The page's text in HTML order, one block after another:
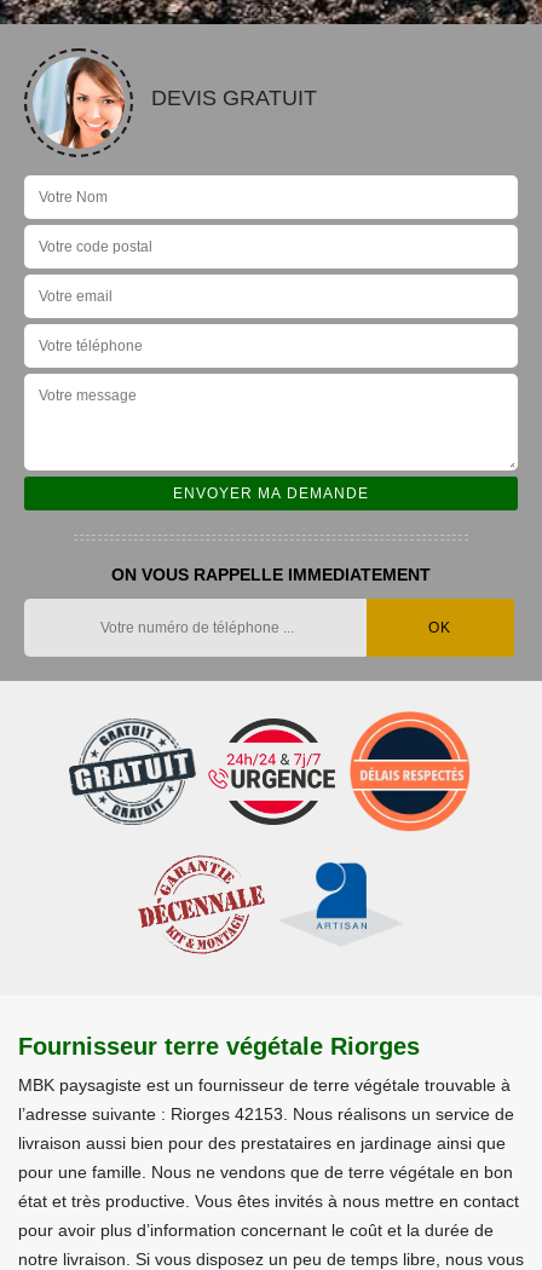
DEVIS GRATUIT
ON VOUS RAPPELLE IMMEDIATEMENT
Fournisseur terre végétale Riorges
MBK paysagiste est un fournisseur de terre végétale trouvable à
l’adresse suivante : Riorges 42153. Nous réalisons un service de
livraison aussi bien pour des prestataires en jardinage ainsi que
pour une famille. Nous ne vendons que de terre végétale en bon
état et très productive. Vous êtes invités à nous mettre en contact
pour avoir plus d’information concernant le coût et la durée de
notre livraison. Si vous disposez un peu de temps libre, nous vous